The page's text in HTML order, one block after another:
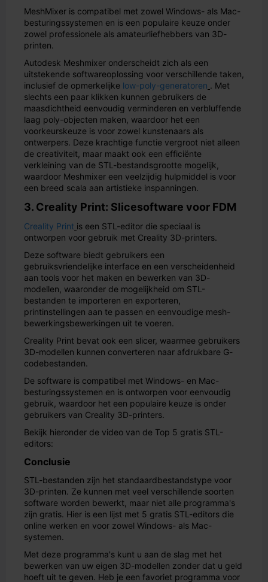
MeshMixer is compatibel met zowel Windows- als Mac-
besturingssystemen en is een populaire keuze onder
zowel professionele als amateurliefhebbers van 3D-
printen.
Autodesk Meshmixer onderscheidt zich als een
uitstekende softwareoplossing voor verschillende taken,
inclusief de opmerkelijke low-poly-generatoren . Met
slechts een paar klikken kunnen gebruikers de
maasdichtheid eenvoudig verminderen en verbluffende
laag poly-objecten maken, waardoor het een
voorkeurskeuze is voor zowel kunstenaars als
ontwerpers. Deze krachtige functie vergroot niet alleen
de creativiteit, maar maakt ook een efficiënte
verkleining van de STL-bestandsgrootte mogelijk,
waardoor Meshmixer een veelzijdig hulpmiddel is voor
een breed scala aan artistieke inspanningen.
3. Creality Print: Slicesoftware voor FDM
Creality Print is een STL-editor die speciaal is
ontworpen voor gebruik met Creality 3D-printers.
Deze software biedt gebruikers een
gebruiksvriendelijke interface en een verscheidenheid
aan tools voor het maken en bewerken van 3D-
modellen, waaronder de mogelijkheid om STL-
bestanden te importeren en exporteren,
printinstellingen aan te passen en eenvoudige mesh-
bewerkingsbewerkingen uit te voeren.
Creality Print bevat ook een slicer, waarmee gebruikers
3D-modellen kunnen converteren naar afdrukbare G-
codebestanden.
De software is compatibel met Windows- en Mac-
besturingssystemen en is ontworpen voor eenvoudig
gebruik, waardoor het een populaire keuze is onder
gebruikers van Creality 3D-printers.
Bekijk hieronder de video van de Top 5 gratis STL-
editors:
Conclusie
STL-bestanden zijn het standaardbestandstype voor
3D-printen. Ze kunnen met veel verschillende soorten
software worden bewerkt, maar niet alle programma's
zijn gratis. Hier is een lijst met 5 gratis STL-editors die
online werken en voor zowel Windows- als Mac-
systemen.
Met deze programma's kunt u aan de slag met het
bewerken van uw eigen 3D-modellen zonder dat u geld
hoeft uit te geven. Heb je een favoriet programma voor